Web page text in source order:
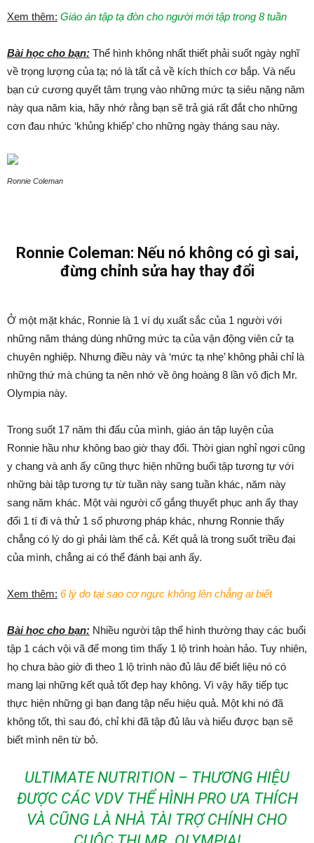
Xem thêm: Giáo án tập tạ đòn cho người mới tập trong 8 tuần
Bài học cho bạn: Thể hình không nhất thiết phải suốt ngày nghĩ
về trọng lượng của tạ; nó là tất cả về kích thích cơ bắp. Và nếu
bạn cứ cương quyết tâm trụng vào những mức tạ siêu nặng năm
này qua năm kia, hãy nhớ rằng bạn sẽ trả giá rất đắt cho những
cơn đau nhức ‘khủng khiếp’ cho những ngày tháng sau này.
Ronnie Coleman
Ronnie Coleman: Nếu nó không có gì sai,
đừng chỉnh sửa hay thay đổi
Ở một mặt khác, Ronnie là 1 ví dụ xuất sắc của 1 người với
những năm tháng dùng những mức tạ của vận động viên cử tạ
chuyên nghiệp. Nhưng điều này và ‘mức tạ nhẹ’ không phải chỉ là
những thứ mà chúng ta nên nhớ về ông hoàng 8 lần vô địch Mr.
Olympia này.
Trong suốt 17 năm thi đấu của mình, giáo án tập luyện của
Ronnie hầu như không bao giờ thay đổi. Thời gian nghỉ ngơi cũng
y chang và anh ấy cũng thực hiện những buổi tập tương tự với
những bài tập tương tự từ tuần này sang tuần khác, năm này
sang năm khác. Một vài người cố gắng thuyết phục anh ấy thay
đổi 1 tí đi và thử 1 số phương pháp khác, nhưng Ronnie thấy
chẳng có lý do gì phải làm thế cả. Kết quả là trong suốt triều đại
của mình, chẳng ai có thể đánh bại anh ấy.
Xem thêm: 6 lý do tại sao cơ ngực không lên chẳng ai biết
Bài học cho bạn: Nhiều người tập thể hình thường thay các buổi
tập 1 cách vội vã để mong tìm thấy 1 lộ trình hoàn hảo. Tuy nhiên,
họ chưa bào giờ đi theo 1 lộ trình nào đủ lâu để biết liệu nó có
mang lại những kết quả tốt đẹp hay không. Vì vậy hãy tiếp tục
thực hiện những gì bạn đang tập nếu hiệu quả. Một khi nó đã
không tốt, thì sau đó, chỉ khi đã tập đủ lâu và hiểu được bạn sẽ
biết mình nên từ bỏ.
ULTIMATE NUTRITION – THƯƠNG HIỆU
ĐƯỢC CÁC VDV THỂ HÌNH PRO ƯA THÍCH
VÀ CŨNG LÀ NHÀ TÀI TRỢ CHÍNH CHO